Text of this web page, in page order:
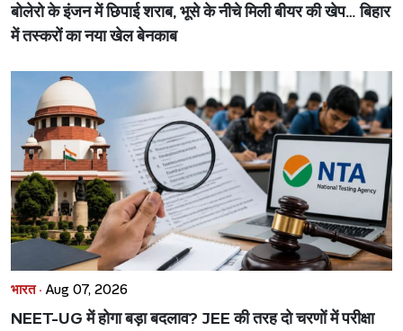
बोलेरो के इंजन में छिपाई शराब, भूसे के नीचे मिली बीयर की खेप… बिहार
में तस्करों का नया खेल बेनकाब
भारत · Aug 07, 2026
NEET-UG में होगा बड़ा बदलाव? JEE की तरह दो चरणों में परीक्षा